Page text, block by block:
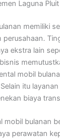
Laguna
memiliki
ekstra lain
mobil
itu
biaya
mobil bulanan
perawatan